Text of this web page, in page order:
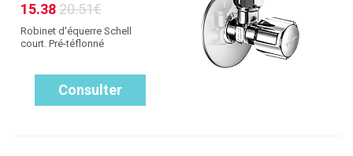
15.3820.51€
Robinet d'équerre Schell
court. Pré-téflonné
Consulter